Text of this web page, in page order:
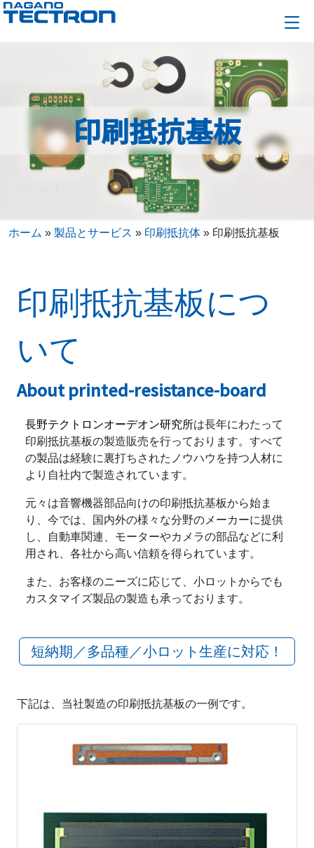
印刷抵抗基板
ホーム » 製品とサービス » 印刷抵抗体 » 印刷抵抗基板
About printed-resistance-board
印刷抵抗基板につ
いて
長野テクトロンオーデオン研究所は長年にわたって
印刷抵抗基板の製造販売を行っております。すべて
の製品は経験に裏打ちされたノウハウを持つ人材に
より自社内で製造されています。
元々は音響機器部品向けの印刷抵抗基板から始ま
り、今では、国内外の様々な分野のメーカーに提供
し、自動車関連、モーターやカメラの部品などに利
用され、各社から高い信頼を得られています。
また、お客様のニーズに応じて、小ロットからでも
カスタマイズ製品の製造も承っております。
短納期／多品種／小ロット生産に対応！
下記は、当社製造の印刷抵抗基板の一例です。